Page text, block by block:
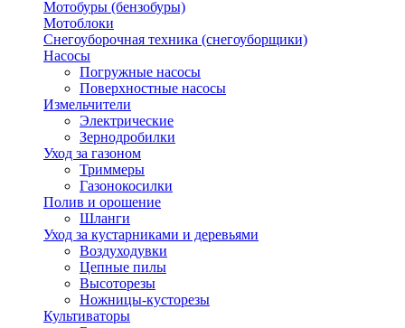
Мотобуры (бензобуры)
Мотоблоки
Снегоуборочная техника (снегоуборщики)
Насосы
Погружные насосы
Поверхностные насосы
Измельчители
Электрические
Зернодробилки
Уход за газоном
Триммеры
Газонокосилки
Полив и орошение
Шланги
Уход за кустарниками и деревьями
Воздуходувки
Цепные пилы
Высоторезы
Ножницы-кусторезы
Культиваторы